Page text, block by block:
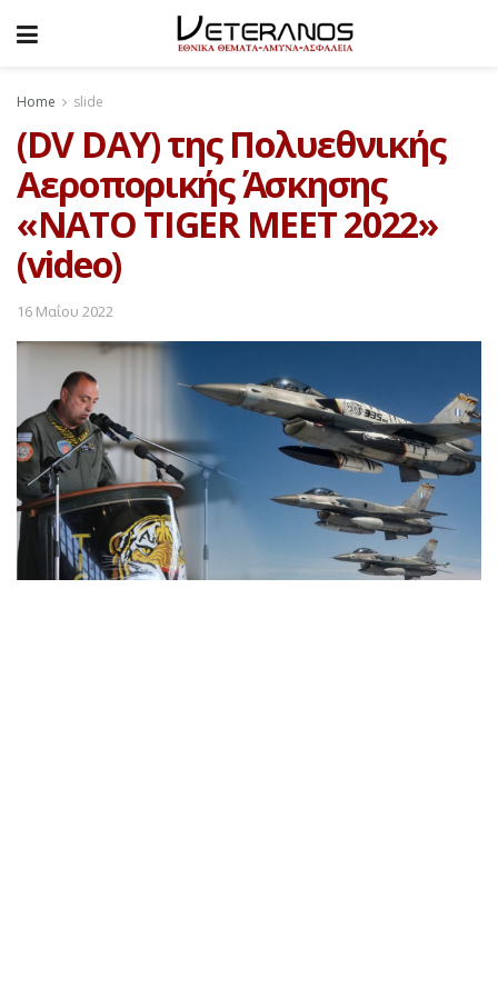
Home slide
(DV DAY) της Πολυεθνικής
Αεροπορικής Άσκησης
«NATO TIGER MEET 2022»
(video)
16 Μαΐου 2022